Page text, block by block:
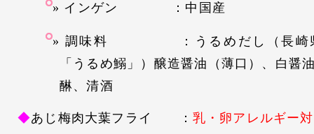
インゲン ：中国産
調味料 ：うるめだし（長崎県
「うるめ鰯」）醸造醤油（薄口）、白醤
醂、清酒
◆あじ梅肉大葉フライ ： 乳・卵アレルギー